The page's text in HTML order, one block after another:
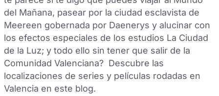
del Mañana, pasear por la ciudad esclavista de
Meereen gobernada por Daenerys y alucinar con
los efectos especiales de los estudios La Ciudad
de la Luz; y todo ello sin tener que salir de la
Comunidad Valenciana? Descubre las
localizaciones de series y películas rodadas en
Valencia en este blog.